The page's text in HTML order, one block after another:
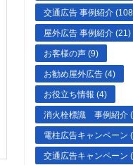
交通広告 事例紹介
屋外広告 事例紹介 (21)
お客様の声 (9)
お勧め屋外広告 (4)
お役立ち情報 (4)
消火栓標識 事例紹介
電柱広告キャンペーン
交通広告キャンペーン